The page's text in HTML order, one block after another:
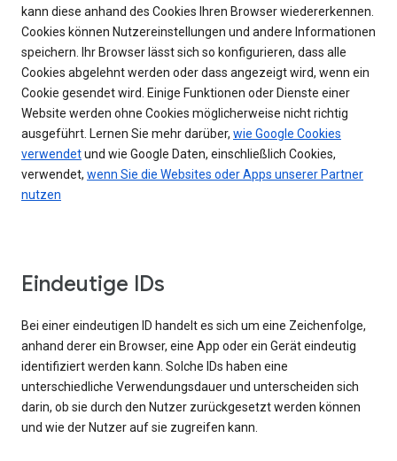
kann diese anhand des Cookies Ihren Browser wiedererkennen.
Cookies können Nutzereinstellungen und andere Informationen
speichern. Ihr Browser lässt sich so konfigurieren, dass alle
Cookies abgelehnt werden oder dass angezeigt wird, wenn ein
Cookie gesendet wird. Einige Funktionen oder Dienste einer
Website werden ohne Cookies möglicherweise nicht richtig
ausgeführt. Lernen Sie mehr darüber, wie Google Cookies
verwendetund wie Google Daten, einschließlich Cookies,
verwendet, wenn Sie die Websites oder Apps unserer Partner
nutzen
Eindeutige IDs
Bei einer eindeutigen ID handelt es sich um eine Zeichenfolge,
anhand derer ein Browser, eine App oder ein Gerät eindeutig
identifiziert werden kann. Solche IDs haben eine
unterschiedliche Verwendungsdauer und unterscheiden sich
darin, ob sie durch den Nutzer zurückgesetzt werden können
und wie der Nutzer auf sie zugreifen kann.